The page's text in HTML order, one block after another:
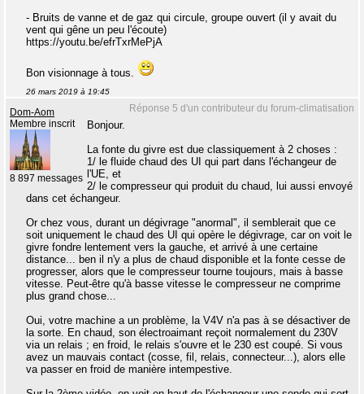
- Bruits de vanne et de gaz qui circule, groupe ouvert (il y avait du
vent qui gêne un peu l'écoute)
https://youtu.be/efrTxrMePjA
Bon visionnage à tous.
26 mars 2019 à 19:45
Réponse 5 d'un contributeur du forum-climatisation
Dom-Aom
Membre inscrit
8 897 messages
Bonjour.
La fonte du givre est due classiquement à 2 choses :
1/ le fluide chaud des UI qui part dans l'échangeur de
l'UE, et
2/ le compresseur qui produit du chaud, lui aussi envoyé
dans cet échangeur.
Or chez vous, durant un dégivrage "anormal", il semblerait que ce
soit uniquement le chaud des UI qui opère le dégivrage, car on voit le
givre fondre lentement vers la gauche, et arrivé à une certaine
distance... ben il n'y a plus de chaud disponible et la fonte cesse de
progresser, alors que le compresseur tourne toujours, mais à basse
vitesse. Peut-être qu'à basse vitesse le compresseur ne comprime
plus grand chose...
Oui, votre machine a un problème, la V4V n'a pas à se désactiver de
la sorte. En chaud, son électroaimant reçoit normalement du 230V
via un relais ; en froid, le relais s'ouvre et le 230 est coupé. Si vous
avez un mauvais contact (cosse, fil, relais, connecteur...), alors elle
va passer en froid de manière intempestive.